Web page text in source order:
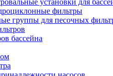
установки для
фильтры
группы для песочных
бассейна